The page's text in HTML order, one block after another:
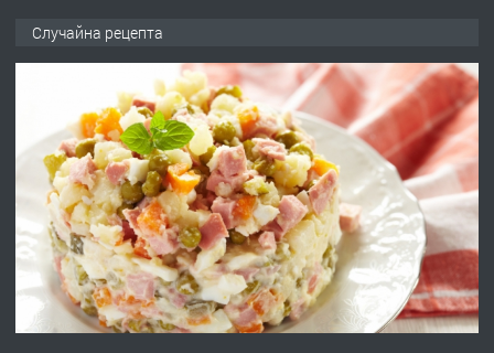
преди 1 година
ПРЕДЛАГА Работа за общи работници
преди 1 година
ПРЕДЛАГА
Първи поход "По стъпките на Ангел
Случайна рецепта